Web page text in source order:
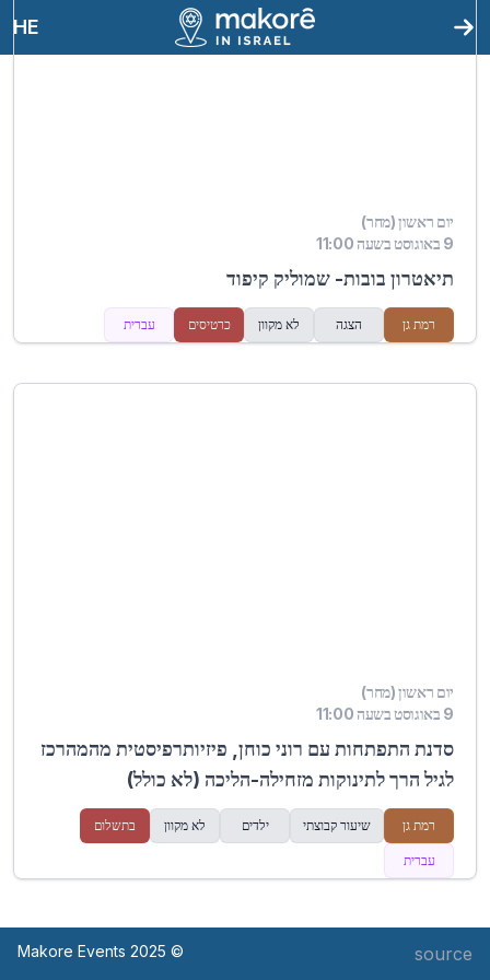
HE
יום ראשון (מחר)
9 באוגוסט בשעה 11:00
תיאטרון בובות- שמוליק קיפוד
רמת גן הצגה לא מקוון כרטיסים עברית
יום ראשון (מחר)
9 באוגוסט בשעה 11:00
סדנת התפתחות עם רוני כוחן, פיזיותרפיסטית מהמהרכז
לגיל הרך לתינוקות מזחילה-הליכה (לא כולל)
רמת גן שיעור קבוצתי ילדים לא מקוון בתשלום
עברית
source
© Makore Events 2025